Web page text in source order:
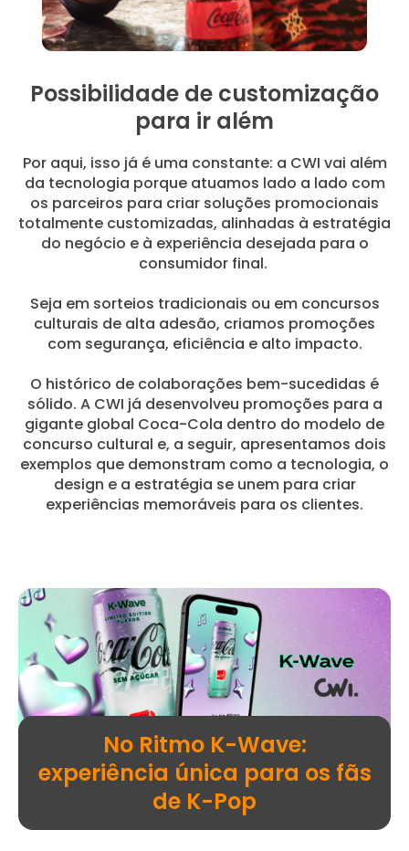
Possibilidade de customização
para ir além
Por aqui, isso já é uma constante: a CWI vai além
da tecnologia porque atuamos lado a lado com
os parceiros para criar soluções promocionais
totalmente customizadas, alinhadas à estratégia
do negócio e à experiência desejada para o
consumidor final.
Seja em sorteios tradicionais ou em concursos
culturais de alta adesão, criamos promoções
com segurança, eficiência e alto impacto.
O histórico de colaborações bem-sucedidas é
sólido. A CWI já desenvolveu promoções para a
gigante global Coca-Cola dentro do modelo de
concurso cultural e, a seguir, apresentamos dois
exemplos que demonstram como a tecnologia, o
design e a estratégia se unem para criar
experiências memoráveis para os clientes.
No Ritmo K-Wave:
experiência única para os fãs
de K-Pop